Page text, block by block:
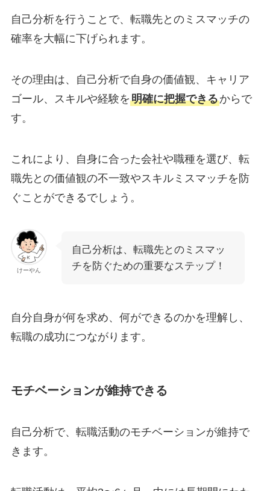
自己分析を行うことで、転職先とのミスマッチの
確率を大幅に下げられます。
その理由は、自己分析で自身の価値観、キャリア
ゴール、スキルや経験を明確に把握できるからで
す。
これにより、自身に合った会社や職種を選び、転
職先との価値観の不一致やスキルミスマッチを防
ぐことができるでしょう。
けーやん
自己分析は、転職先とのミスマッ
チを防ぐための重要なステップ！
自分自身が何を求め、何ができるのかを理解し、
転職の成功につながります。
モチベーションが維持できる
自己分析で、転職活動のモチベーションが維持で
きます。